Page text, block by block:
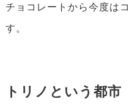
チョコレートから今度は
す。
トリノという都市